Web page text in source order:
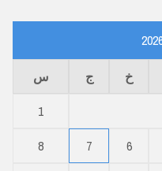
خ ج
س
1
6
7
8